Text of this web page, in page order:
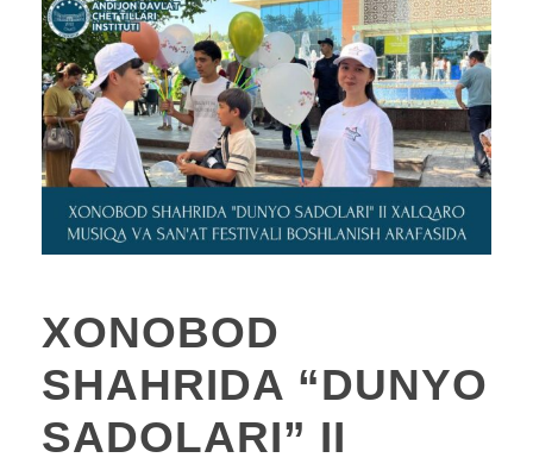
XONOBOD
SHAHRIDA “DUNYO
SADOLARI” II